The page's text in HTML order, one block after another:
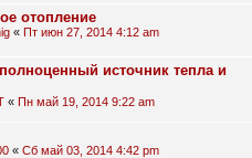
отопление
« Пт июн 27, 2014 4:12 am
источник тепла и
« Пн май 19, 2014 9:22 am
« Сб май 03, 2014 4:42 pm